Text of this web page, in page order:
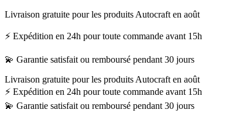
Livraison gratuite pour les produits Autocraft en août
⚡ Expédition en 24h pour toute commande avant 15h
💫 Garantie satisfait ou remboursé pendant 30 jours
Livraison gratuite pour les produits Autocraft en août
⚡ Expédition en 24h pour toute commande avant 15h
💫 Garantie satisfait ou remboursé pendant 30 jours